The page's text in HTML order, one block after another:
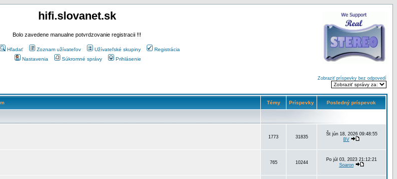
hifi.slovanet.sk
Bolo zavedene manualne potvrdzovanie registracii !!!
Hľadať Zoznam užívateľov Užívateľské skupiny
Registrácia
Nastavenia
Súkromné správy Prihlásenie
Zobraziť príspevky bez odpovedí
Témy Príspevky Posledný príspevok
1773 31835
Št jún 18, 2026 09:48:55
BV
765 10244
Po júl 03, 2023 21:12:21
Soaron